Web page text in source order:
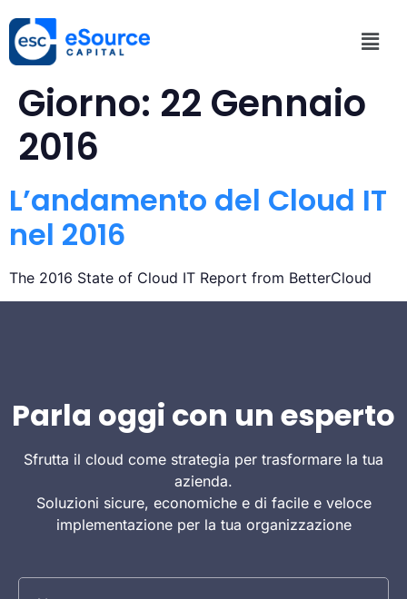
Giorno: 22 Gennaio
2016
L’andamento del Cloud IT
nel 2016
The 2016 State of Cloud IT Report from BetterCloud
Parla oggi con un esperto
Sfrutta il cloud come strategia per trasformare la tua
azienda.
Soluzioni sicure, economiche e di facile e veloce
implementazione per la tua organizzazione